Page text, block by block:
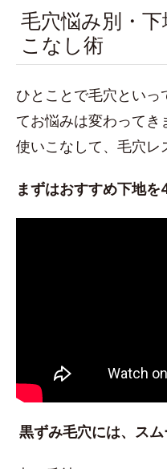
毛穴悩み別・
こなし術
ひとことで毛穴といっ
てお悩みは変わってき
使いこなして、毛穴レ
まずはおすすめ下地を
黒ずみ毛穴には、ス